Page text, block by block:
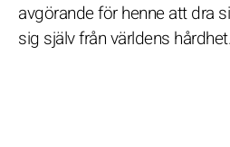
avgörande för henne att dra
sig själv från världens hårdhet.